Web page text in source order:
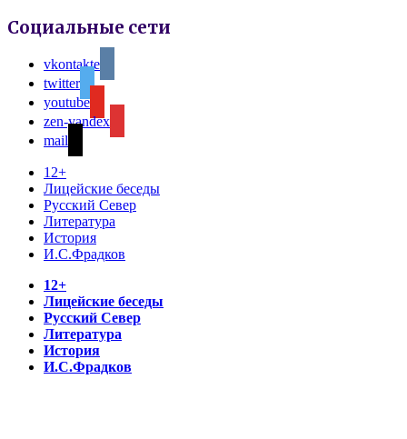
Социальные сети
vkontakte
twitter
youtube
zen-yandex
mail
12+
Лицейские беседы
Русский Север
Литература
История
И.С.Фрадков
12+
Лицейские беседы
Русский Север
Литература
История
И.С.Фрадков